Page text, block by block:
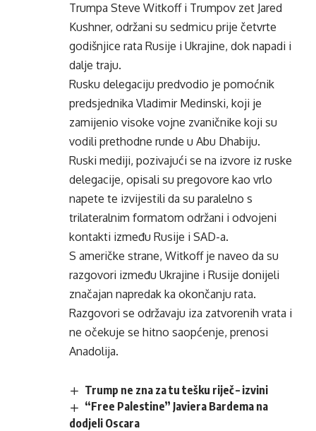
Trumpa Steve Witkoff i Trumpov zet Jared
Kushner, održani su sedmicu prije četvrte
godišnjice rata Rusije i Ukrajine, dok napadi i
dalje traju.
Rusku delegaciju predvodio je pomoćnik
predsjednika Vladimir Medinski, koji je
zamijenio visoke vojne zvaničnike koji su
vodili prethodne runde u Abu Dhabiju.
Ruski mediji, pozivajući se na izvore iz ruske
delegacije, opisali su pregovore kao vrlo
napete te izvijestili da su paralelno s
trilateralnim formatom održani i odvojeni
kontakti između Rusije i SAD-a.
S američke strane, Witkoff je naveo da su
razgovori između Ukrajine i Rusije donijeli
značajan napredak ka okončanju rata.
Razgovori se održavaju iza zatvorenih vrata i
ne očekuje se hitno saopćenje, prenosi
Anadolija.
Trump ne zna za tu tešku riječ – izvini
“Free Palestine” Javiera Bardema na
dodjeli Oscara